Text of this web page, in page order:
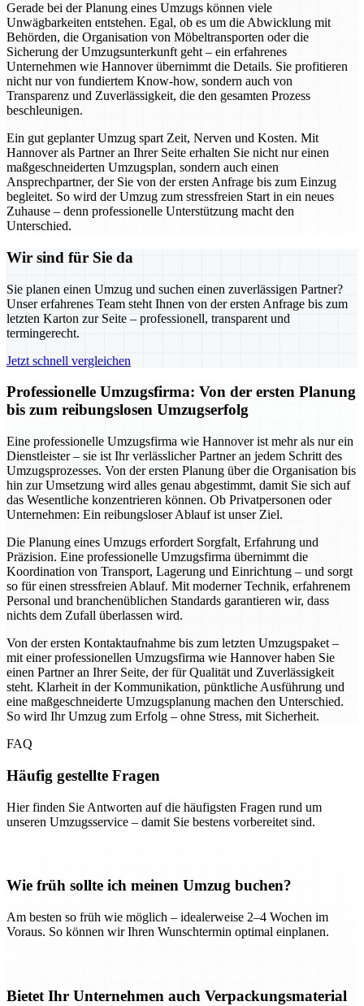
Gerade bei der Planung eines Umzugs können viele
Unwägbarkeiten entstehen. Egal, ob es um die Abwicklung mit
Behörden, die Organisation von Möbeltransporten oder die
Sicherung der Umzugsunterkunft geht – ein erfahrenes
Unternehmen wie Hannover übernimmt die Details. Sie profitieren
nicht nur von fundiertem Know-how, sondern auch von
Transparenz und Zuverlässigkeit, die den gesamten Prozess
beschleunigen.
Ein gut geplanter Umzug spart Zeit, Nerven und Kosten. Mit
Hannover als Partner an Ihrer Seite erhalten Sie nicht nur einen
maßgeschneiderten Umzugsplan, sondern auch einen
Ansprechpartner, der Sie von der ersten Anfrage bis zum Einzug
begleitet. So wird der Umzug zum stressfreien Start in ein neues
Zuhause – denn professionelle Unterstützung macht den
Unterschied.
Wir sind für Sie da
Sie planen einen Umzug und suchen einen zuverlässigen Partner?
Unser erfahrenes Team steht Ihnen von der ersten Anfrage bis zum
letzten Karton zur Seite – professionell, transparent und
termingerecht.
Jetzt schnell vergleichen
Professionelle Umzugsfirma: Von der ersten Planung
bis zum reibungslosen Umzugserfolg
Eine professionelle Umzugsfirma wie Hannover ist mehr als nur ein
Dienstleister – sie ist Ihr verlässlicher Partner an jedem Schritt des
Umzugsprozesses. Von der ersten Planung über die Organisation bis
hin zur Umsetzung wird alles genau abgestimmt, damit Sie sich auf
das Wesentliche konzentrieren können. Ob Privatpersonen oder
Unternehmen: Ein reibungsloser Ablauf ist unser Ziel.
Die Planung eines Umzugs erfordert Sorgfalt, Erfahrung und
Präzision. Eine professionelle Umzugsfirma übernimmt die
Koordination von Transport, Lagerung und Einrichtung – und sorgt
so für einen stressfreien Ablauf. Mit moderner Technik, erfahrenem
Personal und branchenüblichen Standards garantieren wir, dass
nichts dem Zufall überlassen wird.
Von der ersten Kontaktaufnahme bis zum letzten Umzugspaket –
mit einer professionellen Umzugsfirma wie Hannover haben Sie
einen Partner an Ihrer Seite, der für Qualität und Zuverlässigkeit
steht. Klarheit in der Kommunikation, pünktliche Ausführung und
eine maßgeschneiderte Umzugsplanung machen den Unterschied.
So wird Ihr Umzug zum Erfolg – ohne Stress, mit Sicherheit.
FAQ
Häufig gestellte Fragen
Hier finden Sie Antworten auf die häufigsten Fragen rund um
unseren Umzugsservice – damit Sie bestens vorbereitet sind.
Wie früh sollte ich meinen Umzug buchen?
Am besten so früh wie möglich – idealerweise 2–4 Wochen im
Voraus. So können wir Ihren Wunschtermin optimal einplanen.
Bietet Ihr Unternehmen auch Verpackungsmaterial